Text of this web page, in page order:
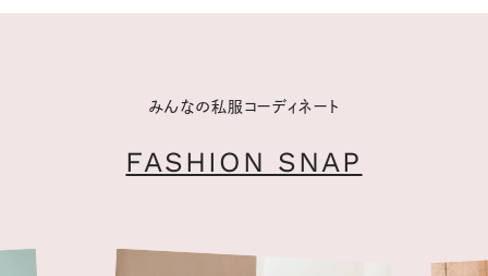
みんなの私服コーディネート
FASHION SNAP